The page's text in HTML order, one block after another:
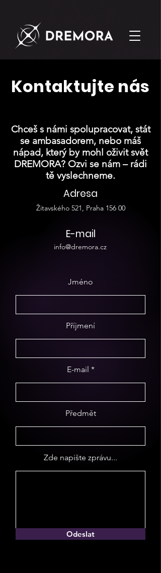
Kontaktujte nás
Chceš s námi spolupracovat, stát
se ambasadorem, nebo máš
nápad, který by mohl oživit svět
DREMORA? Ozvi se nám – rádi
tě vyslechneme.
Adresa
Žitavského 521, Praha 156 00
E-mail
info@dremora.cz
Jméno
Příjmení
E-mail
Předmět
Zde napište zprávu...
Odeslat